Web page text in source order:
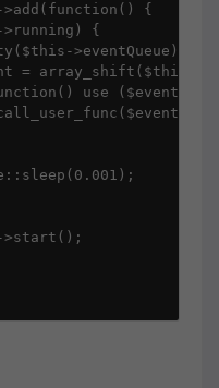
{
{
>eventQueue)) {
= array_shift($this-
use ($event) {